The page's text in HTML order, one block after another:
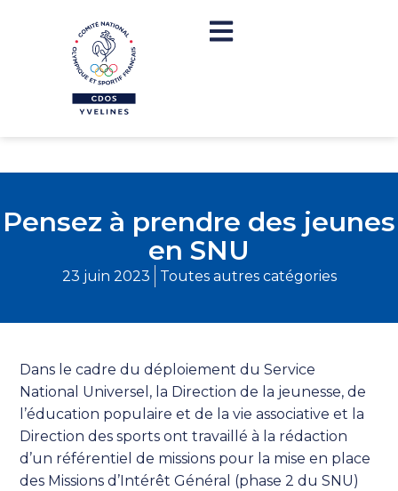
Pensez à prendre des jeunes
en SNU
23 juin 2023 Toutes autres catégories
Dans le cadre du déploiement du Service
National Universel, la Direction de la jeunesse, de
l’éducation populaire et de la vie associative et la
Direction des sports ont travaillé à la rédaction
d’un référentiel de missions pour la mise en place
des Missions d’Intérêt Général (phase 2 du SNU)